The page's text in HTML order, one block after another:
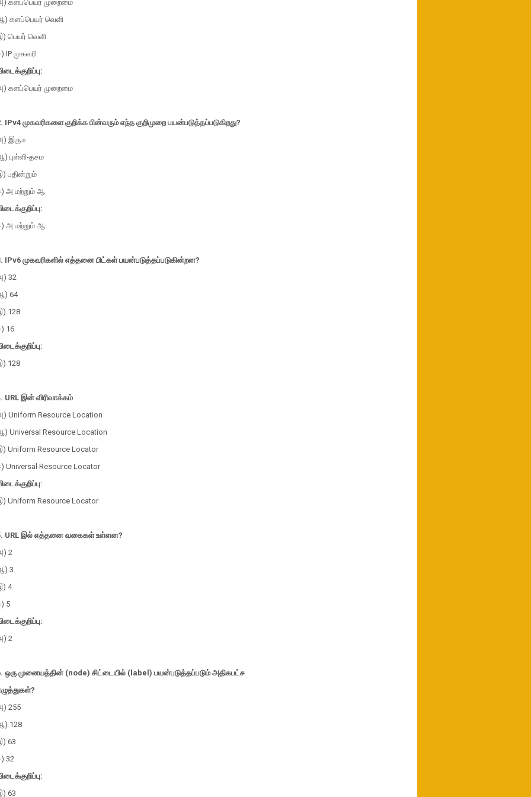
களப்பெயர் முறைமை
களப்பெயர் வெளி
பெயர் வெளி
IP முகவரி
களப்பெயர் முறைமை
IPv4 முகவரிகளை குறிக்க பின்வரும் எந்த குறிமுறை பயன்படுத்தப்படுகிறது?
இரும
புள்ளி-தசம
பதின்றும்
அ மற்றும் ஆ
அ மற்றும் ஆ
IPv6 முகவரிகளில் எத்தனை பிட்கள் பயன்படுத்தப்படுகின்றன?
32
64
128
16
128
URL இன் விரிவாக்கம்
Uniform Resource Location
Universal Resource Location
Uniform Resource Locator
Universal Resource Locator
:
Uniform Resource Locator
URL இல் எத்தனை வகைகள் உள்ளன?
2
3
4
5
2
ஒரு முனையத்தின் (node) சிட்டையில் (label) பயன்படுத்தப்படும் அதிகபட்ச
255
128
63
32
63